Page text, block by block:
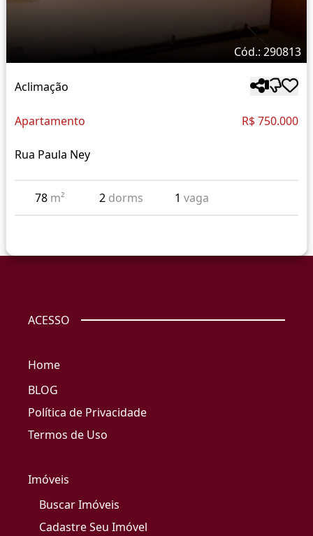
Cód.: 290813
Aclimação
Apartamento R$ 750.000
Rua Paula Ney
78 m² 2 dorms 1vaga
ACESSO
Home
BLOG
Política de Privacidade
Termos de Uso
Imóveis
Buscar Imóveis
Cadastre Seu Imóvel